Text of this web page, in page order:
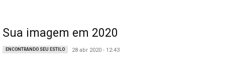
Sua imagem em 2020
ENCONTRANDO SEU ESTILO 28 abr 2020 - 12:43